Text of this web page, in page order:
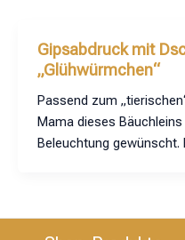
Gipsabdruck mit
„Glühwürmchen“
Passend zum
Mama dieses
Beleuchtung gewünscht.